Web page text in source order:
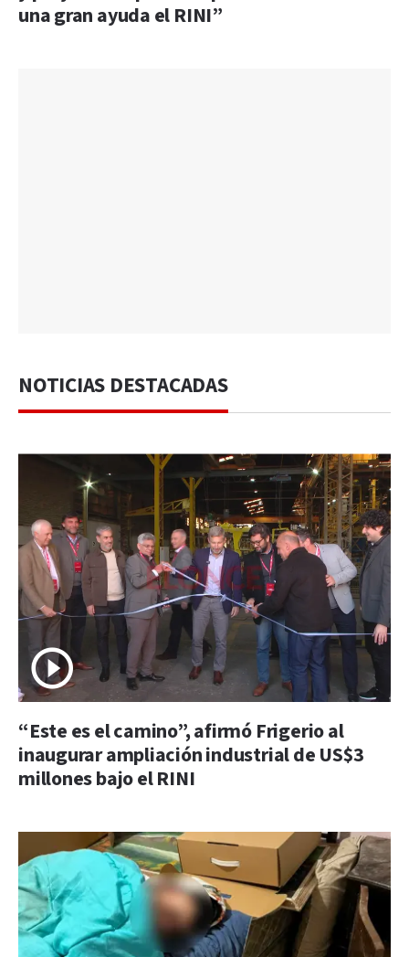
una gran ayuda el RINI”
NOTICIAS DESTACADAS
“Este es el camino”, afirmó Frigerio al
inaugurar ampliación industrial de US$3
millones bajo el RINI